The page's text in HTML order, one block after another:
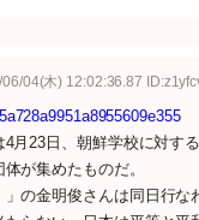
04(木) 12:02:36.87
月23日、朝鮮学校に対
が集めたものだ。
の金明俊さんは同日行